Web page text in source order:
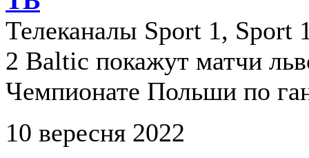
Телеканалы Sport 1, Sport
2 Baltic покажут матчи
Чемпионате Польши по
10 вересня 2022